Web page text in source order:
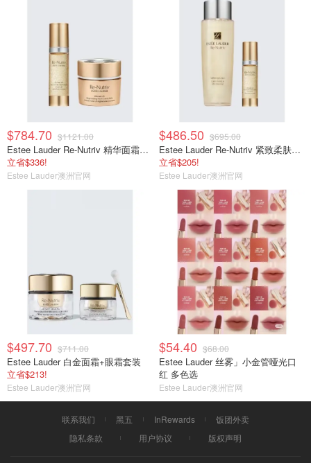
$784.70 $1121.00
Estee Lauder Re-Nutriv 精华面霜套装
立省$336!
Estee Lauder澳洲官网
$486.50 $695.00
Estee Lauder Re-Nutriv 紧致柔肤套装
立省$205!
Estee Lauder澳洲官网
$497.70 $711.00
Estee Lauder 白金面霜+眼霜套装
立省$213!
Estee Lauder澳洲官网
$54.40 $68.00
Estee Lauder 丝雾」小金管哑光口
红 多色选
Estee Lauder澳洲官网
联系我们 黑五 InRewards
饭团外卖
隐私条款
用户协议 版权声明